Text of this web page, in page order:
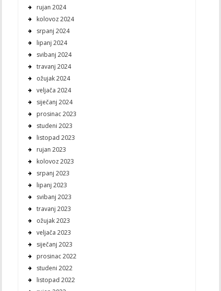
rujan 2024
kolovoz 2024
srpanj 2024
lipanj 2024
svibanj 2024
travanj 2024
ožujak 2024
veljača 2024
siječanj 2024
prosinac 2023
studeni 2023
listopad 2023
rujan 2023
kolovoz 2023
srpanj 2023
lipanj 2023
svibanj 2023
travanj 2023
ožujak 2023
veljača 2023
siječanj 2023
prosinac 2022
studeni 2022
listopad 2022